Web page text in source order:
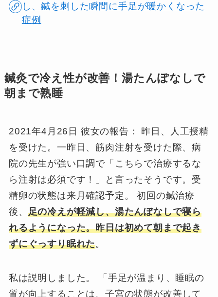
し、鍼を刺した瞬間に手足が暖かくなった
症例
鍼灸で冷え性が改善！湯たんぽなしで
朝まで熟睡
2021年4月26日 彼女の報告： 昨日、人工授精
を受けた。一昨日、筋肉注射を受けた際、病
院の先生が強い口調で「こちらで治療するな
ら注射は必須です！」と言ったそうです。受
精卵の状態は来月確認予定。 初回の鍼治療
後、 足の冷えが軽減し、湯たんぽなしで寝ら
れるようになった。昨日は初めて朝まで起き
ずにぐっすり眠れた。
私は説明しました。 「手足が温まり、睡眠の
質が向上することは、子宮の状態が改善して